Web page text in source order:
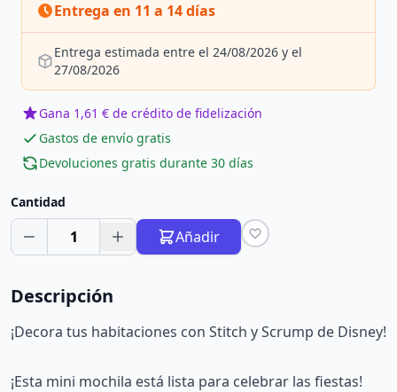
Entrega en 11 a 14 días
Entrega estimada entre el 24/08/2026 y el
27/08/2026
Gana 1,61 € de crédito de fidelización
Gastos de envío gratis
Devoluciones gratis durante 30 días
Cantidad
1 Añadir
Descripción
¡Decora tus habitaciones con Stitch y Scrump de Disney!
¡Esta mini mochila está lista para celebrar las fiestas!